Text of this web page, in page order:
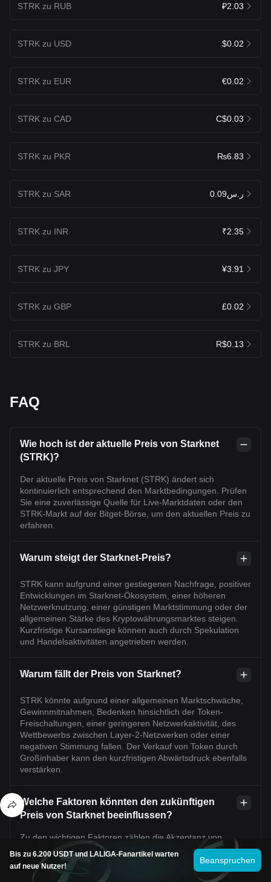
STRK zu RUB ₽2.03
STRK zu USD $0.02
STRK zu EUR €0.02
STRK zu CAD C$0.03
STRK zu PKR ₨6.83
STRK zu SAR ر.س0.09
STRK zu INR ₹2.35
STRK zu JPY ¥3.91
STRK zu GBP £0.02
STRK zu BRL R$0.13
FAQ
Wie hoch ist der aktuelle Preis von Starknet
(STRK)?
Der aktuelle Preis von Starknet (STRK) ändert sich
kontinuierlich entsprechend den Marktbedingungen. Prüfen
Sie eine zuverlässige Quelle für Live-Marktdaten oder den
STRK-Markt auf der Bitget-Börse, um den aktuellen Preis zu
erfahren.
Warum steigt der Starknet-Preis?
STRK kann aufgrund einer gestiegenen Nachfrage, positiver
Entwicklungen im Starknet-Ökosystem, einer höheren
Netzwerknutzung, einer günstigen Marktstimmung oder der
allgemeinen Stärke des Kryptowährungsmarktes steigen.
Kurzfristige Kursanstiege können auch durch Spekulation
und Handelsaktivitäten angetrieben werden.
Warum fällt der Preis von Starknet?
STRK könnte aufgrund einer allgemeinen Marktschwäche,
Gewinnmitnahmen, Bedenken hinsichtlich der Token-
Freischaltungen, einer geringeren Netzwerkaktivität, des
Wettbewerbs zwischen Layer-2-Netzwerken oder einer
negativen Stimmung fallen. Der Verkauf von Token durch
Großinhaber kann den kurzfristigen Abwärtsdruck ebenfalls
verstärken.
Welche Faktoren könnten den zukünftigen
Preis von Starknet beeinflussen?
Zu den wichtigen Faktoren zählen die Akzeptanz von
Starknet, das Transaktionsvolumen, die Aktivitäten der
Entwickler, das Wachstum des Ökosystems, Netzwerk-
Upgrades, Änderungen des Token-Angebots, Entwicklungen
Bis zu 6.200 USDT und LALIGA-Fanartikel warten
auf neue Nutzer!
Beanspruchen